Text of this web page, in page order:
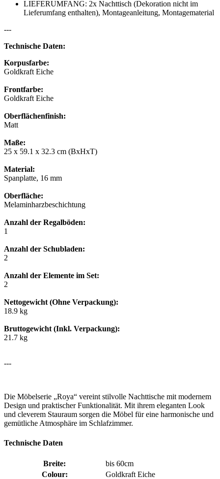
LIEFERUMFANG: 2x Nachttisch (Dekoration nicht im
Lieferumfang enthalten), Montageanleitung, Montagematerial
---
Technische Daten:
Korpusfarbe:
Goldkraft Eiche
Frontfarbe:
Goldkraft Eiche
Oberflächenfinish:
Matt
Maße:
25 x 59.1 x 32.3 cm (BxHxT)
Material:
Spanplatte, 16 mm
Oberfläche:
Melaminharzbeschichtung
Anzahl der Regalböden:
1
Anzahl der Schubladen:
2
Anzahl der Elemente im Set:
2
Nettogewicht (Ohne Verpackung):
18.9 kg
Bruttogewicht (Inkl. Verpackung):
21.7 kg
---
Die Möbelserie „Roya“ vereint stilvolle Nachttische mit modernem
Design und praktischer Funktionalität. Mit ihrem eleganten Look
und cleverem Stauraum sorgen die Möbel für eine harmonische und
gemütliche Atmosphäre im Schlafzimmer.
Technische Daten
Breite:
bis 60cm
Colour:
Goldkraft Eiche